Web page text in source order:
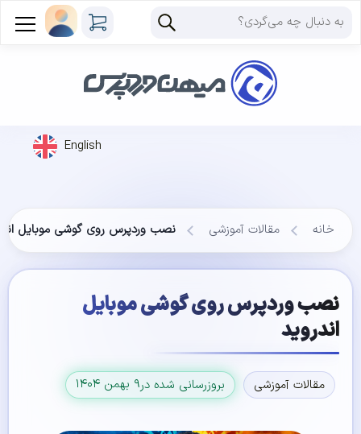
English
خانه مقالات آموزشی نصب وردپرس روی گوشی موبایل
نصب وردپرس روی گوشی موبایل
اندروید
مقالات آموزشی بروزرسانی شده در۹ بهمن ۱۴۰۴